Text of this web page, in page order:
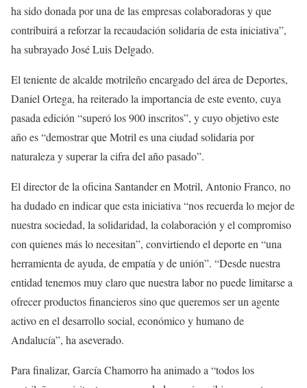
ha sido donada por una de las empresas colaboradoras y que
contribuirá a reforzar la recaudación solidaria de esta iniciativa”,
ha subrayado José Luis Delgado.
El teniente de alcalde motrileño encargado del área de Deportes,
Daniel Ortega, ha reiterado la importancia de este evento, cuya
pasada edición “superó los 900 inscritos”, y cuyo objetivo este
año es “demostrar que Motril es una ciudad solidaria por
naturaleza y superar la cifra del año pasado”.
El director de la oficina Santander en Motril, Antonio Franco, no
ha dudado en indicar que esta iniciativa “nos recuerda lo mejor de
nuestra sociedad, la solidaridad, la colaboración y el compromiso
con quienes más lo necesitan”, convirtiendo el deporte en “una
herramienta de ayuda, de empatía y de unión”. “Desde nuestra
entidad tenemos muy claro que nuestra labor no puede limitarse a
ofrecer productos financieros sino que queremos ser un agente
activo en el desarrollo social, económico y humano de
Andalucía”, ha aseverado.
Para finalizar, García Chamorro ha animado a “todos los